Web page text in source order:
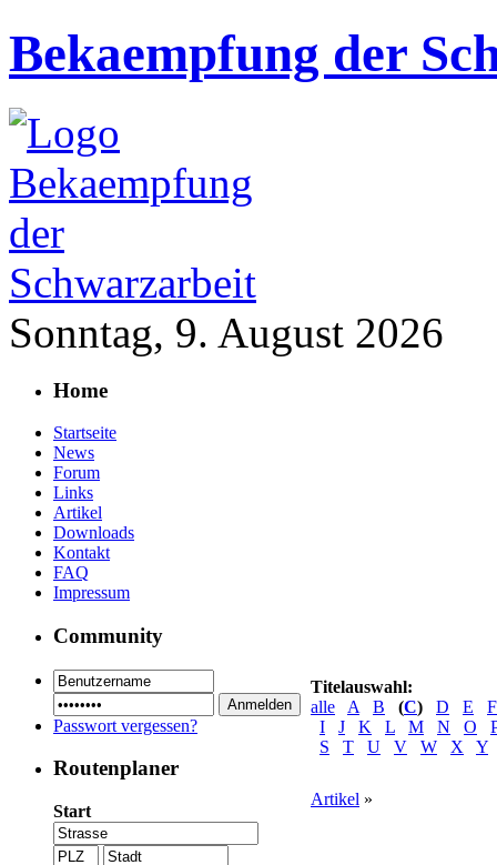
Bekaempfung der
Sonntag, 9. August 2026
Home
Startseite
News
Forum
Links
Artikel
Downloads
Kontakt
FAQ
Impressum
Community
Passwort vergessen?
Routenplaner
Start
Titelauswahl:
alle
A B (C) D E
F
I
J K L M N O
S
T U V W X Y
Artikel »